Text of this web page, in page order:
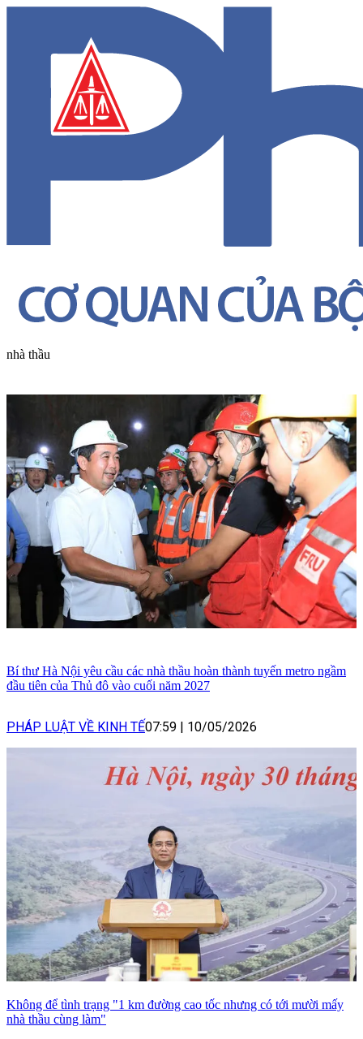
nhà thầu
Bí thư Hà Nội yêu cầu các nhà thầu hoàn thành tuyến metro ngầm
đầu tiên của Thủ đô vào cuối năm 2027
PHÁP LUẬT VỀ KINH TẾ07:59 | 10/05/2026
Không để tình trạng "1 km đường cao tốc nhưng có tới mười mấy
nhà thầu cùng làm"